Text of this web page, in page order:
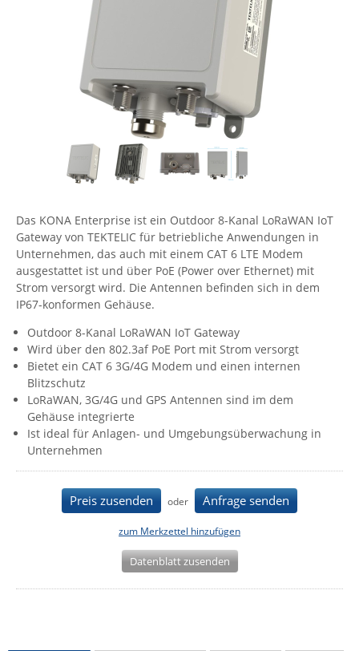
Energiemessung
Energieverteilung
IP, WLAN & GSM Sensorik
Datenlogger
IoT - Internet of Things
Remote I/O
IPC, Industrielle Netzwerktechnik & WLAN
Industrielle Netzwerktechnik / Kommunikation
Industrielle Computer
Wi-Fi - WLAN - Wireless
IT Netzwerktechnik / Kommunikation
RMA / Rücksendung / Support
Comet System
CompleTech
Contemporary Controls
Enginko - mcf88
Gefen
Gude
Guntermann & Drunck
High Sec Labs
HW group
Icron
IEC Lock
Ihse
Kerlink
Kramer Electronics
Legrand
Das KONA Enterprise ist ein Outdoor 8-Kanal LoRaWAN IoT
Gateway von TEKTELIC für betriebliche Anwendungen in
Unternehmen, das auch mit einem CAT 6 LTE Modem
ausgestattet ist und über PoE (Power over Ethernet) mit
Strom versorgt wird. Die Antennen befinden sich in dem
IP67-konformen Gehäuse.
Outdoor 8-Kanal LoRaWAN IoT Gateway
Wird über den 802.3af PoE Port mit Strom versorgt
Bietet ein CAT 6 3G/4G Modem und einen internen
Blitzschutz
LoRaWAN, 3G/4G und GPS Antennen sind im dem
Gehäuse integrierte
Ist ideal für Anlagen- und Umgebungsüberwachung in
Unternehmen
Preis zusenden oder Anfrage senden
zum Merkzettel hinzufügen
Datenblatt zusenden